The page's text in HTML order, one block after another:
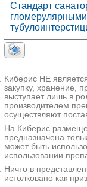
Стандарт
Киберис НЕ
закупку, хранение,
выступает лишь в
производителем
осуществляют
На Киберис
предназначена
может быть
использовании
Ничто в
истолковано как